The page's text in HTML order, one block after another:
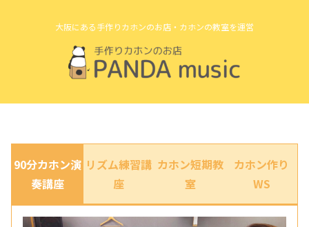
大阪にある手作りカホンのお店・カホンの教室を運営
90分カホン演
奏講座
リズム練習講
座
カホン短期教
室
カホン作り
WS